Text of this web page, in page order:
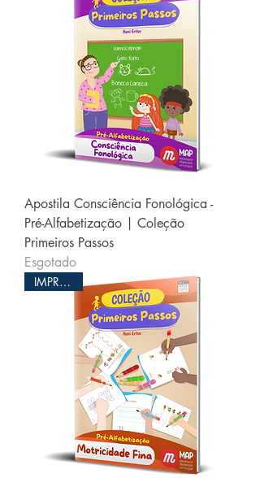
Apostila Consciência Fonológica -
Pré-Alfabetização | Coleção
Primeiros Passos
Esgotado
IMPRESSO